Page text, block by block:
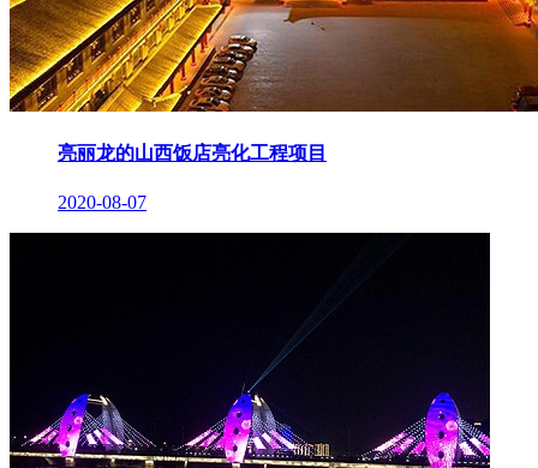
亮丽龙的山西饭店亮化工程项目
2020-08-07